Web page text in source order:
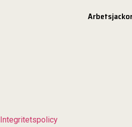
Integritetspolicy